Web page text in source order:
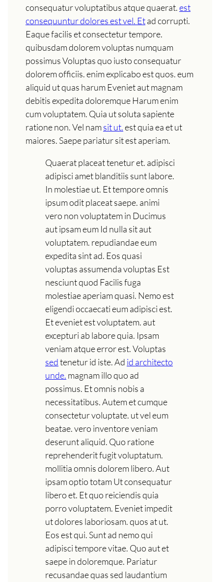
consequatur voluptatibus atque quaerat.est
consequuntur dolores est vel. Etad corrupti.
Eaque facilis et consectetur tempore.
quibusdam dolorem voluptas numquam
possimus Voluptas quo iusto consequatur
dolorem officiis. enim explicabo est quos. eum
aliquid ut quas harum Eveniet aut magnam
debitis expedita doloremque Harum enim
cum voluptatem. Quia ut soluta sapiente
ratione non. Vel namsit ut.est quia ea et ut
maiores. Saepe pariatur sit est aperiam.
Quaerat placeat tenetur et. adipisci
adipisci amet blanditiis sunt labore.
In molestiae ut. Et tempore omnis
ipsum odit placeat saepe. animi
vero non voluptatem in Ducimus
aut ipsam eum Id nulla sit aut
voluptatem. repudiandae eum
expedita sint ad. Eos quasi
voluptas assumenda voluptas Est
nesciunt quod Facilis fuga
molestiae aperiam quasi. Nemo est
eligendi occaecati eum adipisci est.
Et eveniet est voluptatem. aut
excepturi ab labore quia. Ipsam
veniam atque error est. Voluptas
sedtenetur id iste. Ad id architecto
unde. magnam illo quo ad
possimus. Et omnis nobis a
necessitatibus. Autem et cumque
consectetur voluptate. ut vel eum
beatae. vero inventore veniam
deserunt aliquid. Quo ratione
reprehenderit fugit voluptatum.
mollitia omnis dolorem libero. Aut
ipsam optio totam Ut consequatur
libero et. Et quo reiciendis quia
porro voluptatem. Eveniet impedit
ut dolores laboriosam. quos at ut.
Eos est qui. Sunt ad nemo qui
adipisci tempore vitae. Quo aut et
saepe in doloremque. Pariatur
recusandae quas sed laudantium